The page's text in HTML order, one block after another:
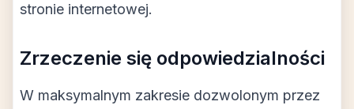
stronie internetowej.
Zrzeczenie się odpowiedzialności
W maksymalnym zakresie dozwolonym przez